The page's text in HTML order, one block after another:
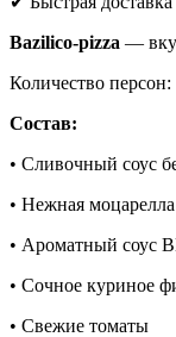
Bazilico-pizza —
Количество персон:
Состав:
• Сливочный соус
• Нежная моцарелла
• Ароматный соус
• Сочное куриное
• Свежие томаты